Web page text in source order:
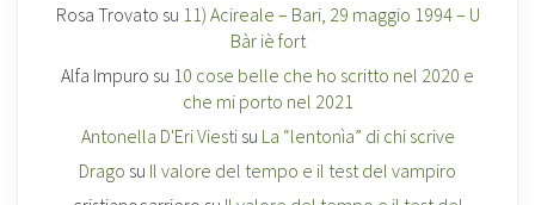
Rosa Trovato su 11) Acireale – Bari, 29 maggio 1994 – U
Bàr iè fort
Alfa Impuro su 10 cose belle che ho scritto nel 2020 e
che mi porto nel 2021
Antonella D'Eri Viestisu La “lentonìa” di chi scrive
Drago su Il valore del tempo e il test del vampiro